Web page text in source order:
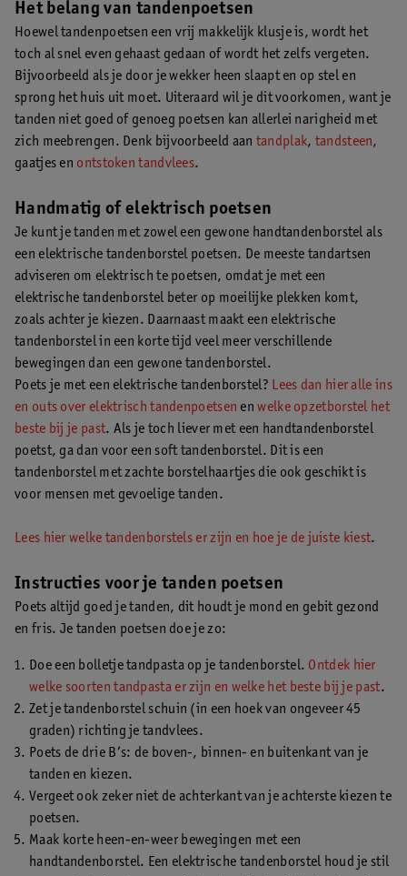
Het belang van tandenpoetsen
Hoewel tandenpoetsen een vrij makkelijk klusje is, wordt het
toch al snel even gehaast gedaan of wordt het zelfs vergeten.
Bijvoorbeeld als je door je wekker heen slaapt en op stel en
sprong het huis uit moet. Uiteraard wil je dit voorkomen, want je
tanden niet goed of genoeg poetsen kan allerlei narigheid met
zich meebrengen. Denk bijvoorbeeld aan tandplak, tandsteen,
gaatjes en ontstoken tandvlees.
Handmatig of elektrisch poetsen
Je kunt je tanden met zowel een gewone handtandenborstel als
een elektrische tandenborstel poetsen. De meeste tandartsen
adviseren om elektrisch te poetsen, omdat je met een
elektrische tandenborstel beter op moeilijke plekken komt,
zoals achter je kiezen. Daarnaast maakt een elektrische
tandenborstel in een korte tijd veel meer verschillende
bewegingen dan een gewone tandenborstel.
Poets je met een elektrische tandenborstel? Lees dan hier alle ins
en outs over elektrisch tandenpoetsen enwelke opzetborstel het
beste bij je past. Als je toch liever met een handtandenborstel
poetst, ga dan voor een soft tandenborstel. Dit is een
tandenborstel met zachte borstelhaartjes die ook geschikt is
voor mensen met gevoelige tanden.
Lees hier welke tandenborstels er zijn en hoe je de juiste kiest.
Instructies voor je tanden poetsen
Poets altijd goed je tanden, dit houdt je mond en gebit gezond
en fris. Je tanden poetsen doe je zo:
Doe een bolletje tandpasta op je tandenborstel. Ontdek hier
welke soorten tandpasta er zijn en welke het beste bij je past.
Zet je tandenborstel schuin (in een hoek van ongeveer 45
graden) richting je tandvlees.
Poets de drie B’s: de boven-, binnen- en buitenkant van je
tanden en kiezen.
Vergeet ook zeker niet de achterkant van je achterste kiezen te
poetsen.
Maak korte heen-en-weer bewegingen met een
handtandenborstel. Een elektrische tandenborstel houd je stil